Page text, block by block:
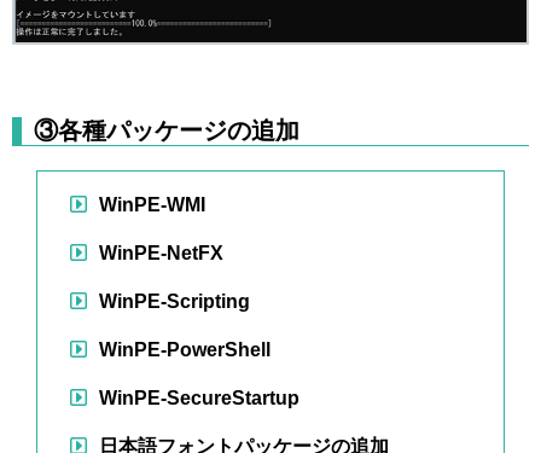
③各種パッケージの追加
WinPE-WMI
WinPE-NetFX
WinPE-Scripting
WinPE-PowerShell
WinPE-SecureStartup
日本語フォントパッケージの追加